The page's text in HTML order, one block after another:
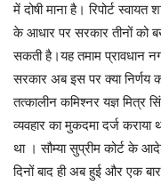
में दोषी माना है। रिपोर्ट
के आधार पर सरकार तीनों को
सकती है।यह तमाम प्रावधान
सरकार अब इस पर क्या
तत्कालीन कमिश्नर यज्ञ मित्र
व्यवहार का मुकदमा दर्ज कराया
था । सौम्या सुप्रीम कोर्ट के
दिनों बाद ही अब हुई और एक